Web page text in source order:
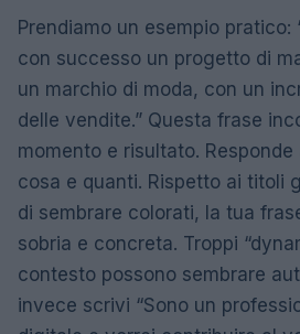
Prendiamo un esempio pratico:
con successo un progetto di
un marchio di moda, con un
delle vendite.” Questa frase
momento e risultato.
cosa e quanti. Rispetto ai titoli
di sembrare colorati, la tua
sobria e concreta. Troppi
contesto possono sembrare
invece scrivi “Sono un